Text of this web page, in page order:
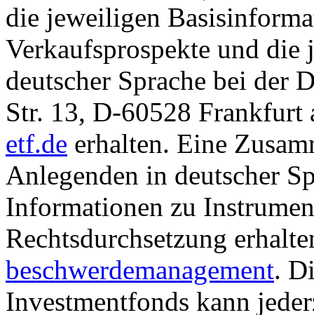
die jeweiligen
Verkaufsprospekte und
deutscher Sprache bei der
Str. 13, D-60528
etf.de erhalten. Eine
Anlegenden in deutscher
Informationen zu
Rechtsdurchsetzung
beschwerdemanagement.
Investmentfonds kann